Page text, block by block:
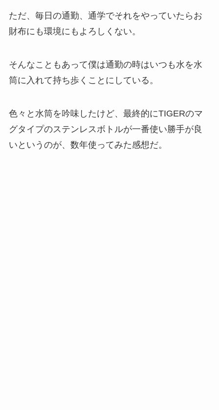
ただ、毎日の通勤、通学でそれをやっていたらお
財布にも環境にもよろしくない。
そんなこともあって僕は通勤の時はいつも水を水
筒に入れて持ち歩くことにしている。
色々と水筒を吟味したけど、最終的にTIGERのマ
グタイプのステンレスボトルが一番使い勝手が良
いというのが、数年使ってみた感想だ。